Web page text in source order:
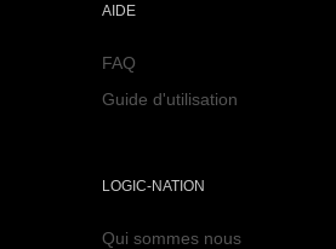
AIDE
FAQ
Guide d'utilisation
LOGIC-NATION
Qui sommes nous